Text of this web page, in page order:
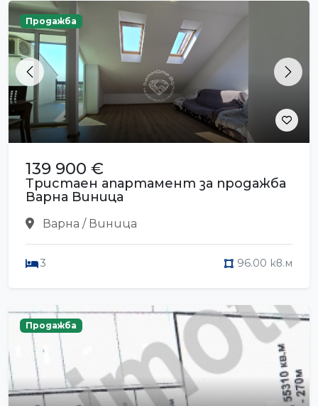
Previous Next
Продажба
139 900 €
Тристаен апартамент за продажба
Варна Виница
Варна / Виница
3 96.00 кв.м
Продажба